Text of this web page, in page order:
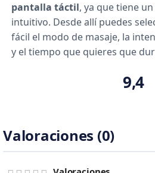
9,4
pantalla táctil, ya que tiene
intuitivo. Desde allí puedes
fácil el modo de masaje, la
y el tiempo que quieres que
Valoraciones (0)